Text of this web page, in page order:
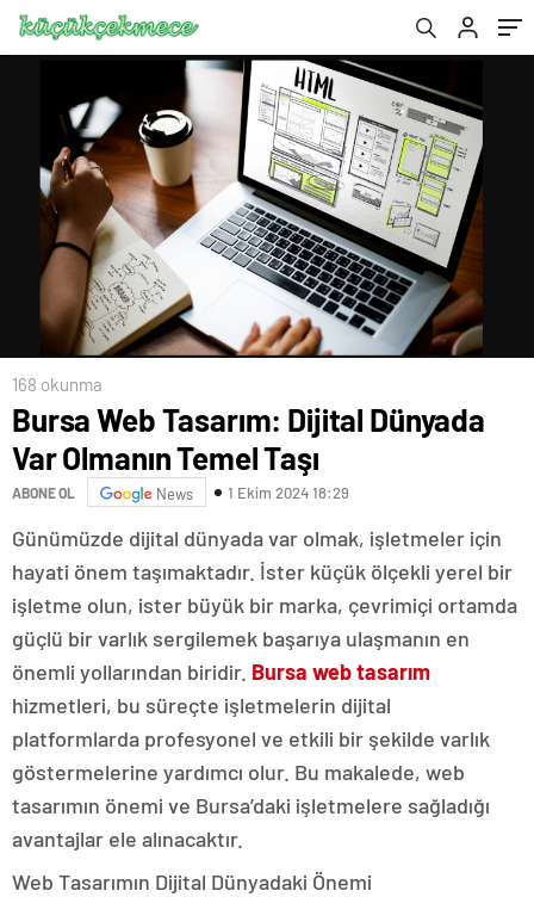
168 okunma
Bursa Web Tasarım: Dijital Dünyada
Var Olmanın Temel Taşı
ABONE OL News 1 Ekim 2024 18:29
Günümüzde dijital dünyada var olmak, işletmeler için
hayati önem taşımaktadır. İster küçük ölçekli yerel bir
işletme olun, ister büyük bir marka, çevrimiçi ortamda
güçlü bir varlık sergilemek başarıya ulaşmanın en
önemli yollarından biridir. Bursa web tasarım
hizmetleri, bu süreçte işletmelerin dijital
platformlarda profesyonel ve etkili bir şekilde varlık
göstermelerine yardımcı olur. Bu makalede, web
tasarımın önemi ve Bursa’daki işletmelere sağladığı
avantajlar ele alınacaktır.
Web Tasarımın Dijital Dünyadaki Önemi